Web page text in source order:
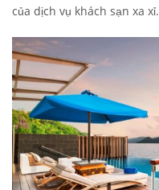
của dịch vụ khách sạn xa xỉ.